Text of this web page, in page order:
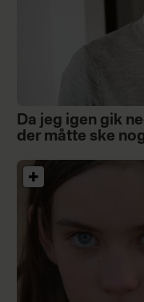
Da jeg igen gik
der måtte ske